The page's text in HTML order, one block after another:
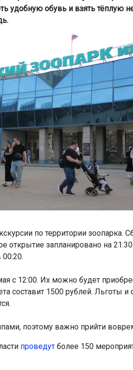
удобную обувь и взять тёплую
по территории зоопарка.
открытие запланировано на
с 12:00. Их можно будет
составит 1500 рублей. Льготы и
поэтому важно прийти
проведутболее 150